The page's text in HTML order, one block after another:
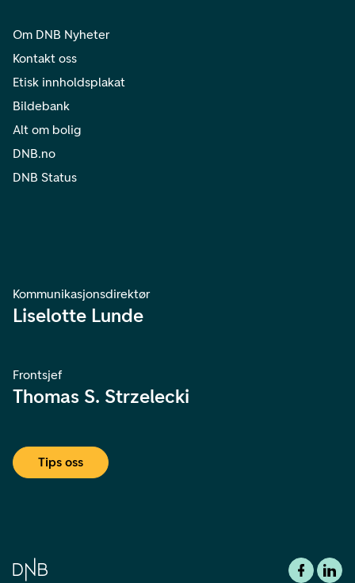
Om DNB Nyheter
Kontakt oss
Etisk innholdsplakat
Bildebank
Alt om bolig
DNB.no
DNB Status
Kommunikasjonsdirektør
Liselotte Lunde
Frontsjef
Thomas S. Strzelecki
Tips oss